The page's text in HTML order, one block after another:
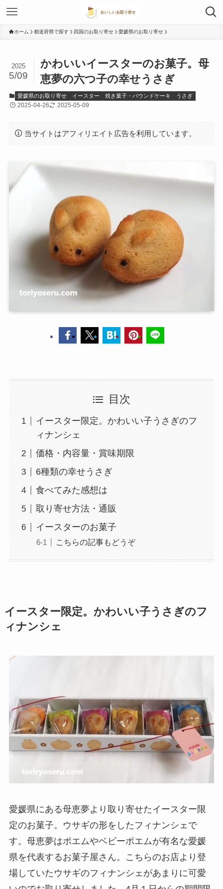
ホーム 都道府県で探す 四国のお取り寄せ 愛媛県のお取り寄せ
かわいいイースターのお菓子。母
恵夢の六つ子の幸せうさぎ
2025
5/09
愛媛県のお取り寄せ イースター 焼き菓子・パウンドケーキ うさぎ
2025-04-26 2025-05-09
当サイトはアフィリエイト広告を利用しています。
目次
イースター限定。かわいい子うさぎのフ
ィナンシェ
価格・内容量・賞味期限
6種類の幸せうさぎ
食べてみた感想は
取り寄せ方法・通販
イースターのお菓子
こちらの記事もどうぞ
イースター限定。かわいい子うさぎのフ
ィナンシェ
愛媛県にある母恵夢より取り寄せたイースター限
定のお菓子。ウサギの形をしたフィナンシェで
す。母恵夢はポエムやベビーポエムが有名な愛媛
県を代表するお菓子屋さん。こちらのお店より登
場していたウサギのフィナンシェがあまりに可愛